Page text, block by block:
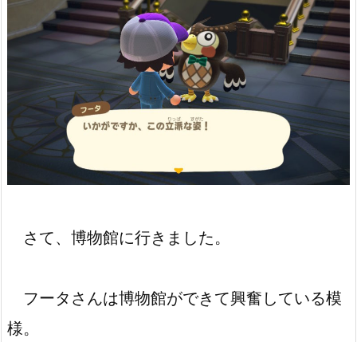
さて、博物館に行きました。
フータさんは博物館ができて興奮している模
様。